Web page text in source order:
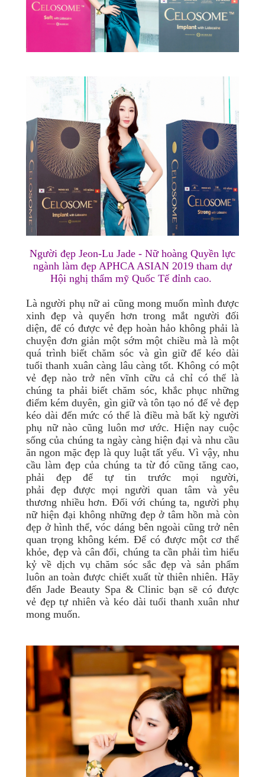
Người đẹp Jeon-Lu Jade - Nữ hoàng Quyền lực
ngành làm đẹp APHCA ASIAN 2019 tham dự
Hội nghị thẩm mỹ Quốc Tế đỉnh cao.
Là người phụ nữ ai cũng mong muốn mình được
xinh đẹp và quyến hơn trong mắt người đối
diện, để có được vẻ đẹp hoàn hảo không phải là
chuyện đơn giản một sớm một chiều mà là một
quá trình biết chăm sóc và gìn giữ để kéo dài
tuổi thanh xuân càng lâu càng tốt. Không có một
vẻ đẹp nào trở nên vĩnh cữu cả chỉ có thể là
chúng ta phải biết chăm sóc, khắc phục những
điểm kém duyên, gìn giữ và tôn tạo nó để vẻ đẹp
kéo dài đến mức có thể là điều mà bất kỳ người
phụ nữ nào cũng luôn mơ ước. Hiện nay cuộc
sống của chúng ta ngày càng hiện đại và nhu cầu
ăn ngon mặc đẹp là quy luật tất yếu. Vì vậy, nhu
cầu làm đẹp của chúng ta từ đó cũng tăng cao,
phải đẹp để tự tin trước mọi người,
phải đẹp được mọi người quan tâm và yêu
thương nhiều hơn. Đối với chúng ta, người phụ
nữ hiện đại không những đẹp ở tâm hồn mà còn
đẹp ở hình thể, vóc dáng bên ngoài cũng trở nên
quan trọng không kém. Để có được một cơ thể
khỏe, đẹp và cân đối, chúng ta cần phải tìm hiểu
kỷ về dịch vụ chăm sóc sắc đẹp và sản phẩm
luôn an toàn được chiết xuất từ thiên nhiên. Hãy
đến Jade Beauty Spa & Clinic bạn sẽ có được
vẻ đẹp tự nhiên và kéo dài tuổi thanh xuân như
mong muốn.